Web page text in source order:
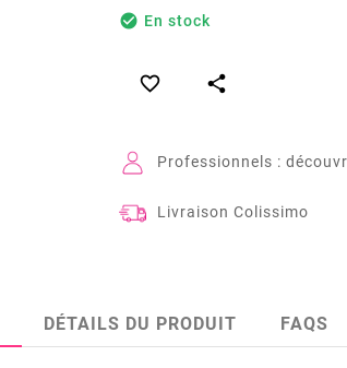
 En stock
 
Professionnels :
Livraison Colissimo
DÉTAILS DU PRODUIT FAQS